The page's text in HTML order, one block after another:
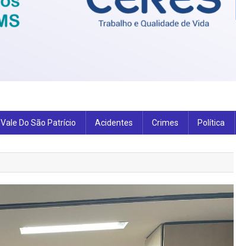
Vale Do São Patrício Acidentes Crimes Política